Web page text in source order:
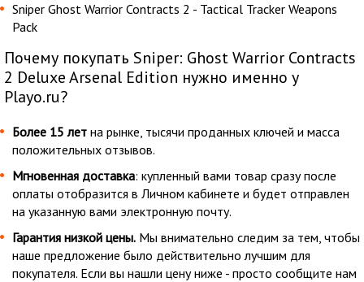
Sniper Ghost Warrior Contracts 2 - Tactical Tracker Weapons
Pack
Почему покупать Sniper: Ghost Warrior Contracts
2 Deluxe Arsenal Edition нужно именно у
Playo.ru?
Более 15 лет на рынке, тысячи проданных ключей и масса
положительных отзывов.
Мгновенная доставка: купленный вами товар сразу после
оплаты отобразится в Личном кабинете и будет отправлен
на указанную вами электронную почту.
Гарантия низкой цены. Мы внимательно следим за тем, чтобы
наше предложение было действительно лучшим для
покупателя. Если вы нашли цену ниже - просто сообщите нам